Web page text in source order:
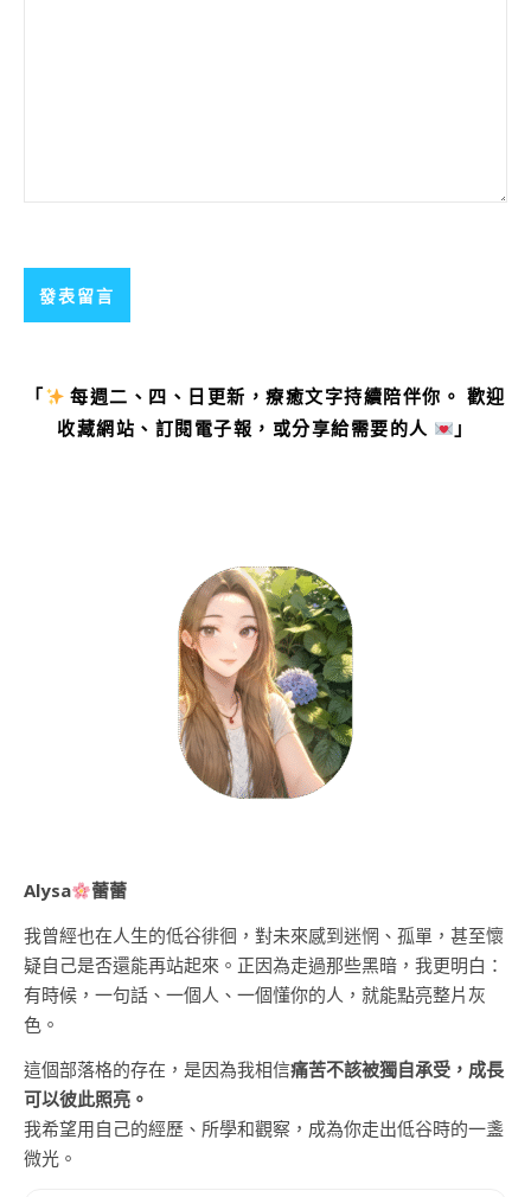
「
每週二、四、日更新，療癒文字持續陪伴你。 歡迎
收藏網站、訂閱電子報，或分享給需要的人
」
Alysa
蕾蕾
我曾經也在人生的低谷徘徊，對未來感到迷惘、孤單，甚至懷
疑自己是否還能再站起來。正因為走過那些黑暗，我更明白：
有時候，一句話、一個人、一個懂你的人，就能點亮整片灰
色。
這個部落格的存在，是因為我相信痛苦不該被獨自承受，成長
可以彼此照亮。
我希望用自己的經歷、所學和觀察，成為你走出低谷時的一盞
微光。